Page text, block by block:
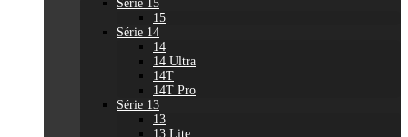
Série 15
15
Série 14
14
14 Ultra
14T
14T Pro
Série 13
13
13 Lite